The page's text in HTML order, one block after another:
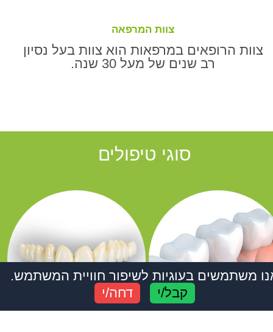
משתמשים בעוגיות לשיפור חוויית המשתמש.
קבל/י
דחה/י
צוות המרפאה
צוות הרופאים במרפאות הוא צוות בעל נסיון
רב שנים של מעל 30 שנה.
סוגי טיפולים